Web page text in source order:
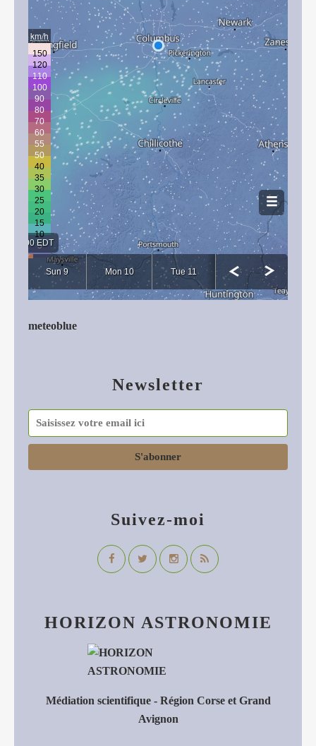
Newsletter
HORIZON ASTRONOMIE
Médiation scientifique - Région Corse et Grand
Avignon
Suivez-moi
meteoblue